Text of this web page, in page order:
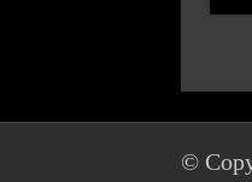
©